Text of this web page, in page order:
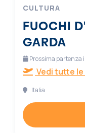
CULTURA
FUOCHI
GARDA
Prossima partenza
Vedi tutte
Italia